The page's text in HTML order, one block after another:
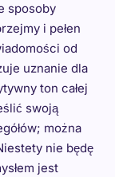
sposoby
i pełen
od
uznanie dla
ton całej
swoją
można
nie będę
jest